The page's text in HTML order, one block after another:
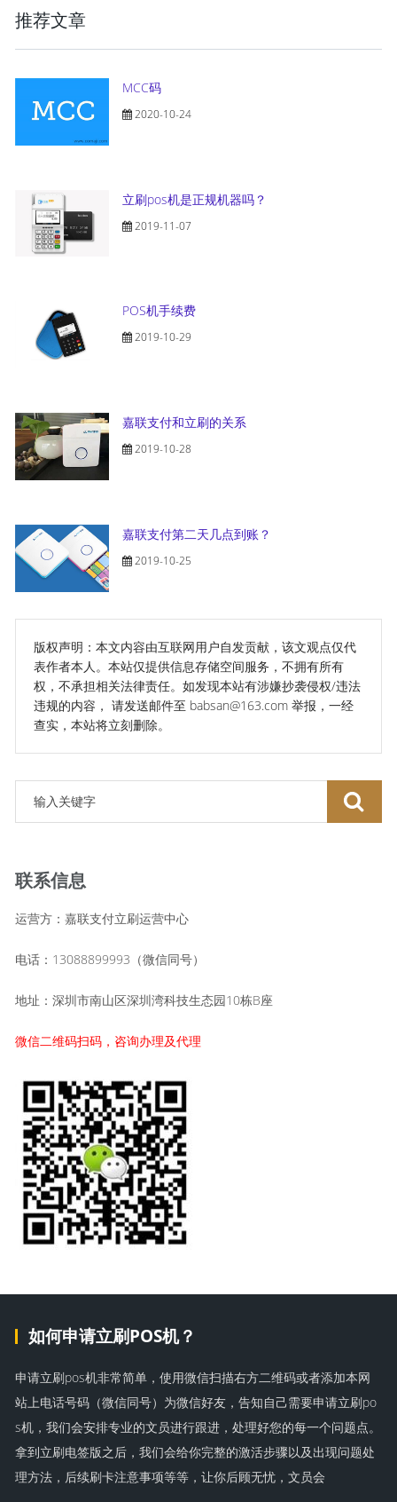
推荐文章
MCC码
2020-10-24
立刷pos机是正规机器吗？
2019-11-07
POS机手续费
2019-10-29
嘉联支付和立刷的关系
2019-10-28
嘉联支付第二天几点到账？
2019-10-25
版权声明：本文内容由互联网用户自发贡献，该文观点仅代
表作者本人。本站仅提供信息存储空间服务，不拥有所有
权，不承担相关法律责任。如发现本站有涉嫌抄袭侵权/违法
违规的内容， 请发送邮件至 babsan@163.com 举报，一经
查实，本站将立刻删除。
联系信息
运营方：嘉联支付立刷运营中心
电话：13088899993（微信同号）
地址：深圳市南山区深圳湾科技生态园10栋B座
微信二维码扫码，咨询办理及代理
如何申请立刷POS机？
申请立刷pos机非常简单，使用微信扫描右方二维码或者添加本网
站上电话号码（微信同号）为微信好友，告知自己需要申请立刷po
s机，我们会安排专业的文员进行跟进，处理好您的每一个问题点。
拿到立刷电签版之后，我们会给你完整的激活步骤以及出现问题处
理方法，后续刷卡注意事项等等，让你后顾无忧，文员会